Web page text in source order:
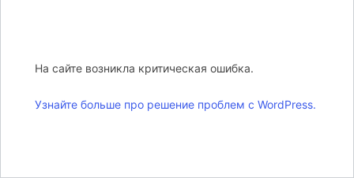
На сайте возникла критическая ошибка.
Узнайте больше про решение проблем с WordPress.